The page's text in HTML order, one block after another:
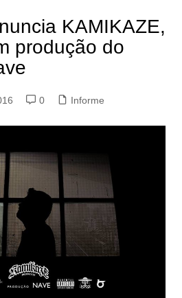
KAMIKAZE,
produção do
0 Informe